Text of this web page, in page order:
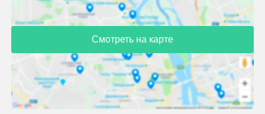
Смотреть на карте